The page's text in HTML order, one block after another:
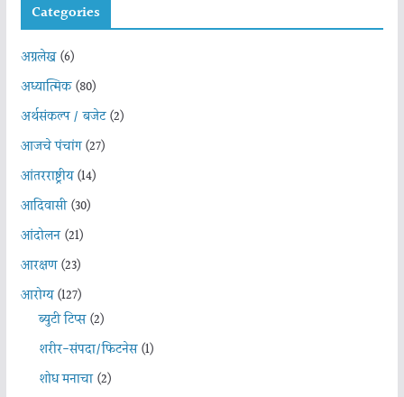
Categories
अग्रलेख(6)
अध्यात्मिक(80)
अर्थसंकल्प / बजेट(2)
आजचे पंचांग(27)
आंतरराष्ट्रीय(14)
आदिवासी(30)
आंदोलन(21)
आरक्षण(23)
आरोग्य(127)
ब्युटी टिप्स(2)
शरीर-संपदा/फिटनेस(1)
शोध मनाचा(2)